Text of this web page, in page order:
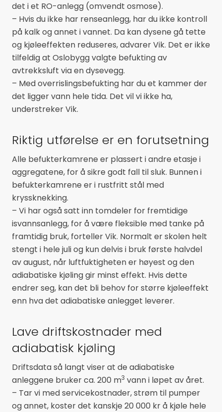
det i et RO-anlegg (omvendt osmose).
– Hvis du ikke har renseanlegg, har du ikke kontroll
på kalk og annet i vannet. Da kan dysene gå tette
og kjøleeffekten reduseres, advarer Vik. Det er ikke
tilfeldig at Oslobygg valgte befukting av
avtrekksluft via en dysevegg.
– Med overrislingsbefukting har du et kammer der
det ligger vann hele tida. Det vil vi ikke ha,
understreker Vik.
Riktig utførelse er en forutsetning
Alle befukterkamrene er plassert i andre etasje i
aggregatene, for å sikre godt fall til sluk. Bunnen i
befukterkamrene er i rustfritt stål med
kryssknekking.
– Vi har også satt inn tomdeler for fremtidige
isvannsanlegg, for å være fleksible med tanke på
framtidig bruk, forteller Vik. Normalt er skolen helt
stengt i hele juli og kun delvis i bruk første halvdel
av august, når luftfuktigheten er høyest og den
adiabatiske kjøling gir minst effekt. Hvis dette
endrer seg, kan det bli behov for større kjøleeffekt
enn hva det adiabatiske anlegget leverer.
Lave driftskostnader med
adiabatisk kjøling
Driftsdata så langt viser at de adiabatiske
anleggene bruker ca. 200 m3 vann i løpet av året.
– Tar vi med servicekostnader, strøm til pumper
og annet, koster det kanskje 20 000 kr å kjøle hele